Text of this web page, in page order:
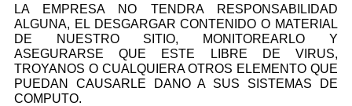
LA EMPRESA NO TENDRA RESPONSABILIDAD
ALGUNA, EL DESGARGAR CONTENIDO O MATERIAL
DE NUESTRO SITIO, MONITOREARLO Y
ASEGURARSE QUE ESTE LIBRE DE VIRUS,
TROYANOS O CUALQUIERA OTROS ELEMENTO QUE
PUEDAN CAUSARLE DANO A SUS SISTEMAS DE
COMPUTO.